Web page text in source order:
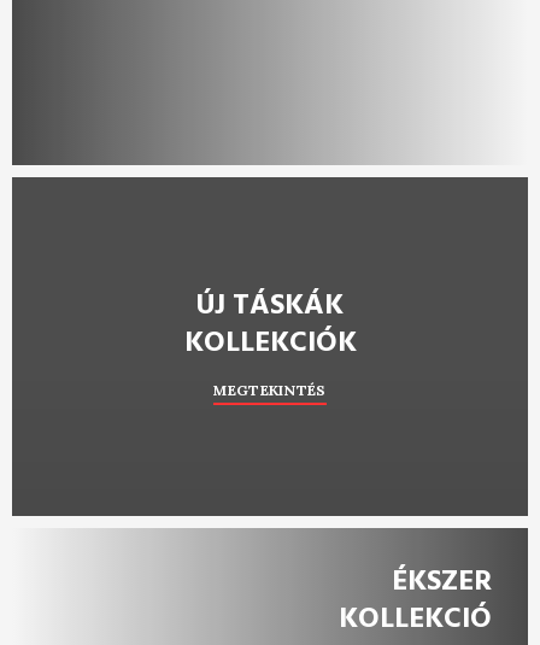
ÚJ TÁSKÁK
KOLLEKCIÓK
MEGTEKINTÉS
ÉKSZER
KOLLEKCIÓ